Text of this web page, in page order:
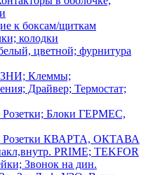
к боксам/щиткам
колодки
цветной; фурнитура
Клеммы;
Драйвер; Термостат;
Блоки ГЕРМЕС,
Розетки КВАРТА, ОКТАВА
PRIME; TEKFOR
Звонок на дин.